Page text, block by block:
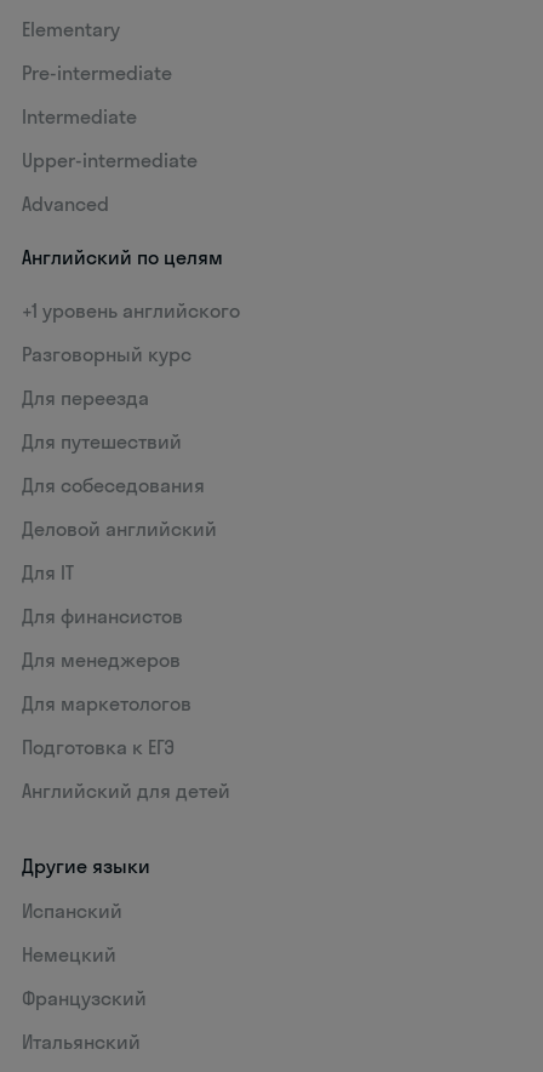
Elementary
Pre-intermediate
Intermediate
Upper-intermediate
Advanced
Английский по целям
+1 уровень английского
Разговорный курс
Для переезда
Для путешествий
Для собеседования
Деловой английский
Для IT
Для финансистов
Для менеджеров
Для маркетологов
Подготовка к ЕГЭ
Английский для детей
Другие языки
Испанский
Немецкий
Французский
Итальянский